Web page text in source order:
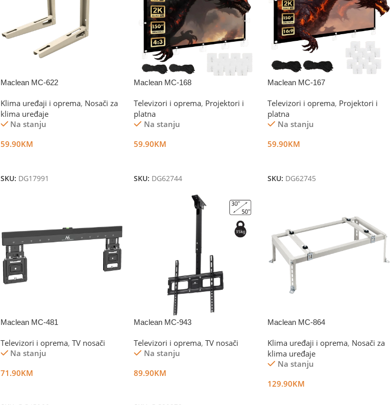
Maclean MC-622
Klima uređaji i oprema, Nosači za
klima uređaje
Na stanju
59.90KM
SKU: DG17991
Maclean MC-168
Televizori i oprema, Projektori i
platna
Na stanju
59.90KM
SKU: DG62744
Maclean MC-167
Televizori i oprema, Projektori i
platna
Na stanju
59.90KM
SKU: DG62745
Maclean MC-481
Televizori i oprema, TV nosači
Na stanju
71.90KM
Maclean MC-943
Televizori i oprema, TV nosači
Na stanju
89.90KM
Maclean MC-864
Klima uređaji i oprema, Nosači za
klima uređaje
Na stanju
129.90KM